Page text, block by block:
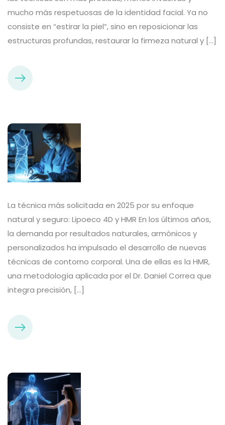
mucho más respetuosas de la identidad facial. Ya no
consiste en “estirar la piel”, sino en reposicionar las
estructuras profundas, restaurar la firmeza natural y […]
La técnica más solicitada en 2025 por su enfoque
natural y seguro: Lipoeco 4D y HMR En los últimos años,
la demanda por resultados naturales, armónicos y
personalizados ha impulsado el desarrollo de nuevas
técnicas de contorno corporal. Una de ellas es la HMR,
una metodología aplicada por el Dr. Daniel Correa que
integra precisión, […]